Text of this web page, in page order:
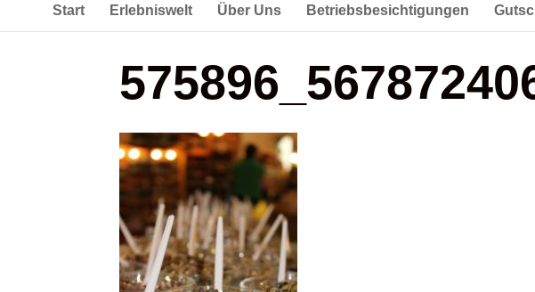
Start Erlebniswelt Über Uns Betriebsbesichtigungen